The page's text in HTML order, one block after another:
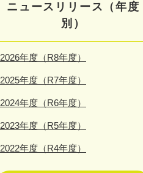
ニュースリリース（年度
別）
2026年度（R8年度）
2025年度（R7年度）
2024年度（R6年度）
2023年度（R5年度）
2022年度（R4年度）